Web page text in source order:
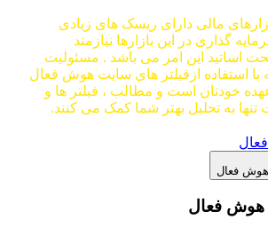
مالی دارای ریسک های زیادی
گذاری در این بازارها نیازمند
اساتید این امر می باشد . مسئولیت
با استفاده ازفیلتر های سایت هوش فعال
خودتان است و مطالب ، فیلتر ها و
تنها به تحلیل بهتر شما کمک می کنند.
هوش فعال
هوش فعال